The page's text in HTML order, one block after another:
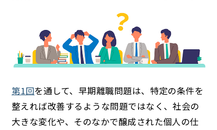
第1回を通して、早期離職問題は、特定の条件を
整えれば改善するような問題ではなく、社会の
大きな変化や、そのなかで醸成された個人の仕